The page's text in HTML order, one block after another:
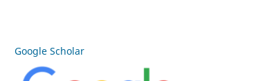
Google Scholar